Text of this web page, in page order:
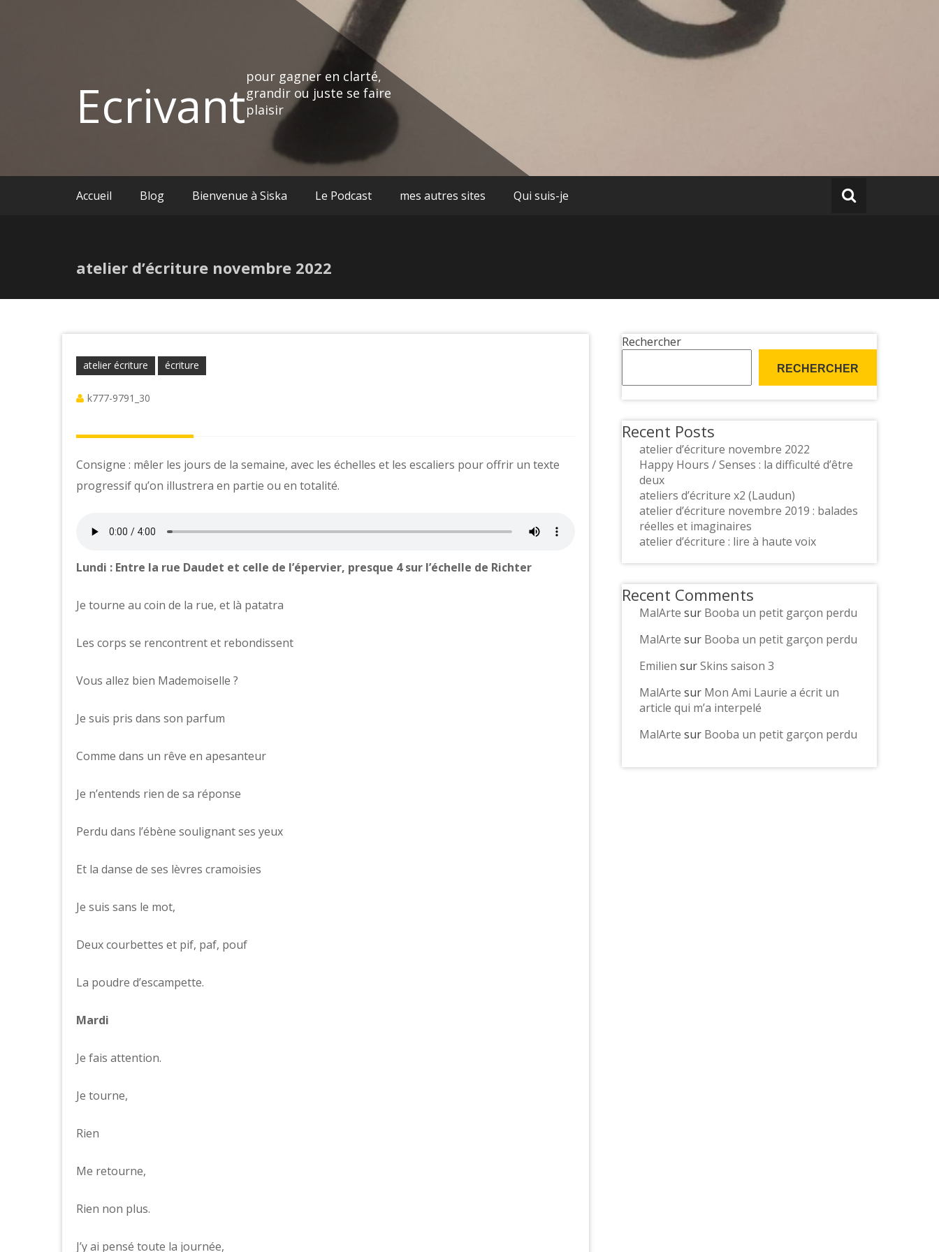
Ecrivantpour gagner en clarté,
grandir ou juste se faire
plaisir
Accueil Blog Bienvenue à Siska Le Podcast mes autres sites Qui suis-je
atelier d’écriture novembre 2022
atelier écriture écriture
k777-9791_30
Consigne : mêler les jours de la semaine, avec les échelles et les escaliers pour offrir un texte
progressif qu’on illustrera en partie ou en totalité.
Lundi : Entre la rue Daudet et celle de l’épervier, presque 4 sur l’échelle de Richter
Je tourne au coin de la rue, et là patatra
Les corps se rencontrent et rebondissent
Vous allez bien Mademoiselle ?
Je suis pris dans son parfum
Comme dans un rêve en apesanteur
Je n’entends rien de sa réponse
Perdu dans l’ébène soulignant ses yeux
Et la danse de ses lèvres cramoisies
Je suis sans le mot,
Deux courbettes et pif, paf, pouf
La poudre d’escampette.
Mardi
Je fais attention.
Je tourne,
Rien
Me retourne,
Rien non plus.
J’y ai pensé toute la journée,
Rechercher
RECHERCHER
Recent Posts
atelier d’écriture novembre 2022
Happy Hours / Senses : la difficulté d’être
deux
ateliers d’écriture x2 (Laudun)
atelier d’écriture novembre 2019 : balades
réelles et imaginaires
atelier d’écriture : lire à haute voix
Recent Comments
MalArte sur Booba un petit garçon perdu
MalArte sur Booba un petit garçon perdu
Emilien surSkins saison 3
MalArte sur Mon Ami Laurie a écrit un
article qui m’a interpelé
MalArte sur Booba un petit garçon perdu